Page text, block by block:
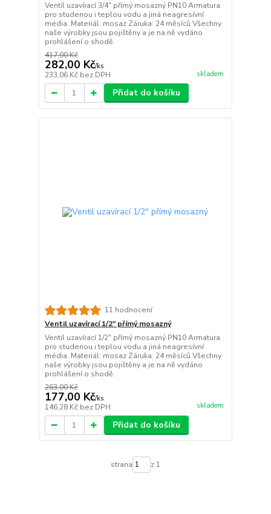
Ventil uzavírací 3/4" přímý mosazný PN10 Armatura
pro studenou i teplou vodu a jiná neagresívní
média. Materiál: mosaz Záruka: 24 měsíců Všechny
naše výrobky jsou pojištěny a je na ně vydáno
prohlášení o shodě.
417,00 Kč
282,00 Kč/ks
233,06 Kč bez DPH skladem
Přidat do košíku
11 hodnocení
Ventil uzavírací 1/2" přímý mosazný
Ventil uzavírací 1/2" přímý mosazný PN10 Armatura
pro studenou i teplou vodu a jiná neagresívní
média. Materiál: mosaz Záruka: 24 měsíců Všechny
naše výrobky jsou pojištěny a je na ně vydáno
prohlášení o shodě.
263,00 Kč
177,00 Kč/ks
146,28 Kč bez DPH skladem
Přidat do košíku
strana z 1